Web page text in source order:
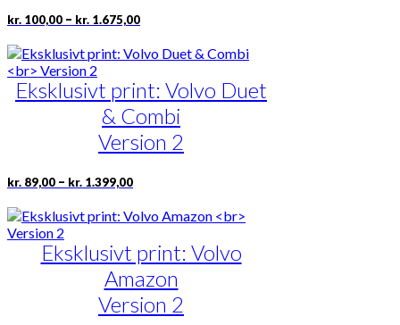
kr. 100,00 – kr. 1.675,00Prisinterval:
til
kr. 1.675,00
Dette
har
varianter.
Mulighederne
kan
vælges
på
Eksklusivt print: Volvo Duet
& Combi
Version 2
kr. 89,00 – kr. 1.399,00Prisinterval:
til
kr. 1.399,00
Dette
har
varianter.
Mulighederne
kan
vælges
på
Eksklusivt print: Volvo
Amazon
Version 2